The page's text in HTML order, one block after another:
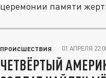
церемонии памяти
ПРОИСШЕСТВИЯ 01 АПРЕЛЯ
ЧЕТВЁРТЫЙ